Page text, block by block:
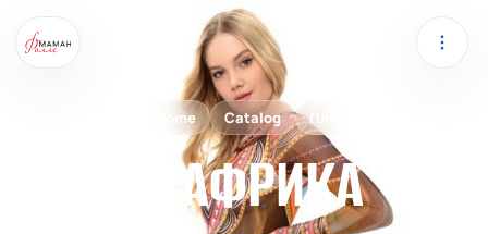
Home Catalog Пляжная одежда
Брюки АФРИКА